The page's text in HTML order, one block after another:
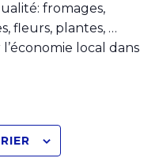
fromages,
fleurs, plantes, …
local dans